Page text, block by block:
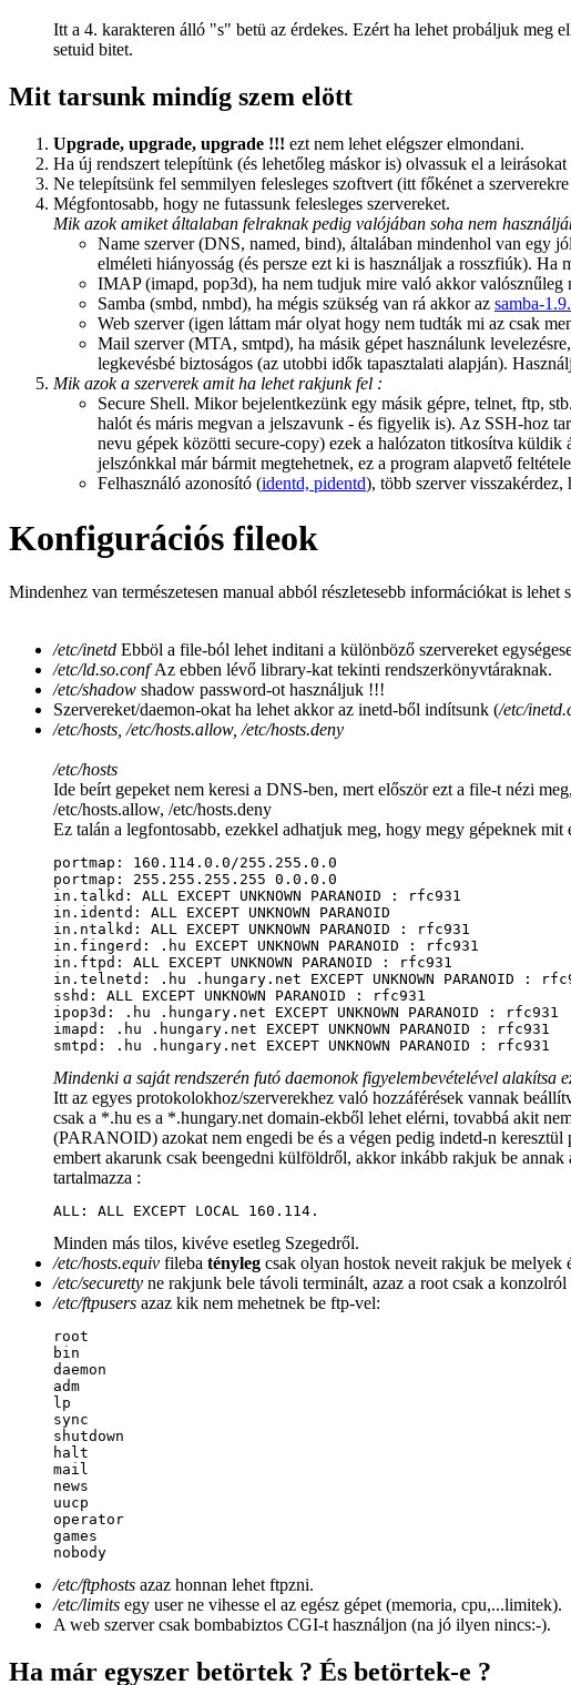
Itt a 4. karakteren álló "s" betü az érdekes. Ezért ha lehet probáljuk meg
setuid bitet.
Mit tarsunk mindíg szem elött
Upgrade, upgrade, upgrade !!! ezt nem lehet elégszer elmondani.
Ha új rendszert telepítünk (és lehetőleg máskor is) olvassuk el a
Ne telepítsünk fel semmilyen felesleges szoftvert (itt főkénet a
Mégfontosabb, hogy ne futassunk felesleges szervereket.
Mik azok amiket általaban felraknak pedig valójában soha nem
Name szerver (DNS, named, bind), általában mindenhol van egy
elméleti hiányosság (és persze ezt ki is használjak a rosszfiúk). Ha
IMAP (imapd, pop3d), ha nem tudjuk mire való akkor valósznűleg
Samba (smbd, nmbd), ha mégis szükség van rá akkor az samba-
Web szerver (igen láttam már olyat hogy nem tudták mi az csak
Mail szerver (MTA, smtpd), ha másik gépet használunk
legkevésbé biztoságos (az utobbi idők tapasztalati alapján).
Mik azok a szerverek amit ha lehet rakjunk fel :
Secure Shell. Mikor bejelentkezünk egy másik gépre, telnet, ftp,
halót és máris megvan a jelszavunk - és figyelik is). Az SSH-hoz
nevu gépek közötti secure-copy) ezek a halózaton titkosítva
jelszónkkal már bármit megtehetnek, ez a program alapvető
Felhasználó azonosító (identd, pidentd), több szerver
Konfigurációs fileok
Mindenhez van természetesen manual abból részletesebb információkat is lehet
/etc/inetd Ebböl a file-ból lehet inditani a különböző szervereket
/etc/ld.so.confAz ebben lévő library-kat tekinti rendszerkönyvtáraknak.
/etc/shadow shadow password-ot használjuk !!!
Szervereket/daemon-okat ha lehet akkor az inetd-ből indítsunk (/etc/
/etc/hosts, /etc/hosts.allow, /etc/hosts.deny
/etc/hosts
Ide beírt gepeket nem keresi a DNS-ben, mert először ezt a file-t nézi
/etc/hosts.allow, /etc/hosts.deny
Ez talán a legfontosabb, ezekkel adhatjuk meg, hogy megy gépeknek
portmap: 160.114.0.0/255.255.0.0
portmap: 255.255.255.255 0.0.0.0
in.talkd: ALL EXCEPT UNKNOWN PARANOID : rfc931
in.identd: ALL EXCEPT UNKNOWN PARANOID
in.ntalkd: ALL EXCEPT UNKNOWN PARANOID : rfc931
in.fingerd: .hu EXCEPT UNKNOWN PARANOID : rfc931
in.ftpd: ALL EXCEPT UNKNOWN PARANOID : rfc931
in.telnetd: .hu .hungary.net EXCEPT UNKNOWN PARANOID :
sshd: ALL EXCEPT UNKNOWN PARANOID : rfc931
ipop3d: .hu .hungary.net EXCEPT UNKNOWN PARANOID : rfc931
imapd: .hu .hungary.net EXCEPT UNKNOWN PARANOID : rfc931
Mindenki a saját rendszerén futó daemonok figyelembevételével alakítsa
Itt az egyes protokolokhoz/szerverekhez való hozzáférések vannak
csak a *.hu es a *.hungary.net domain-ekből lehet elérni, tovabbá akit
(PARANOID) azokat nem engedi be és a végen pedig indetd-n
embert akarunk csak beengedni külföldről, akkor inkább rakjuk be
tartalmazza :
ALL: ALL EXCEPT LOCAL 160.114.
Minden más tilos, kivéve esetleg Szegedről.
/etc/hosts.equiv fileba tényleg csak olyan hostok neveit rakjuk be melyek
/etc/securetty ne rakjunk bele távoli terminált, azaz a root csak a konzolról
/etc/ftpusers azaz kik nem mehetnek be ftp-vel:
root
bin
daemon
adm
lp
sync
shutdown
halt
mail
news
uucp
operator
games
/etc/ftphosts azaz honnan lehet ftpzni.
/etc/limits egy user ne vihesse el az egész gépet (memoria, cpu,...limitek).
A web szerver csak bombabiztos CGI-t használjon (na jó ilyen nincs:-).
Ha már egyszer betörtek ? És betörtek-e ?